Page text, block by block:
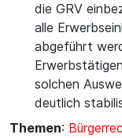
die GRV
alle
abgeführt
solchen
deutlich
Themen: